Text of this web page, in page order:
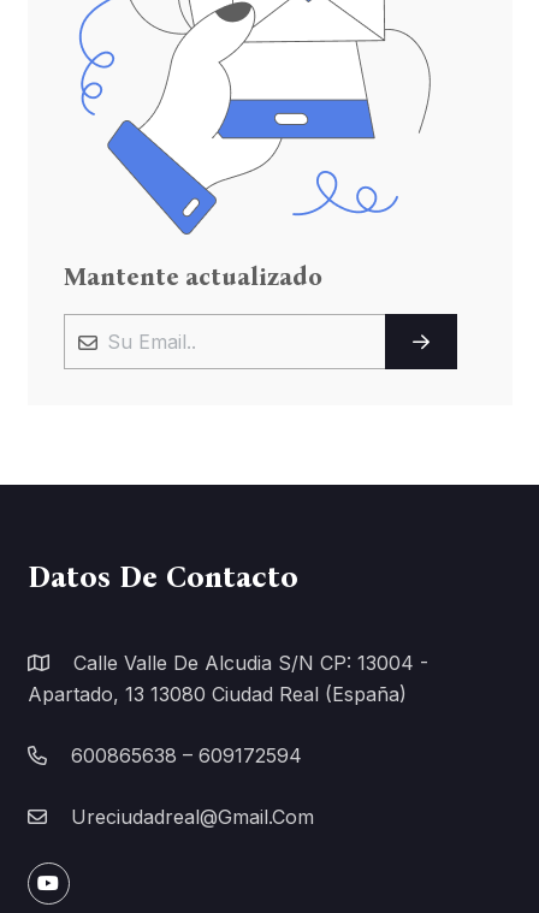
Mantente actualizado
Datos De Contacto
Calle Valle De Alcudia S/n CP: 13004 -
Apartado, 13 13080 Ciudad Real (España)
600865638 – 609172594
Ureciudadreal@gmail.com